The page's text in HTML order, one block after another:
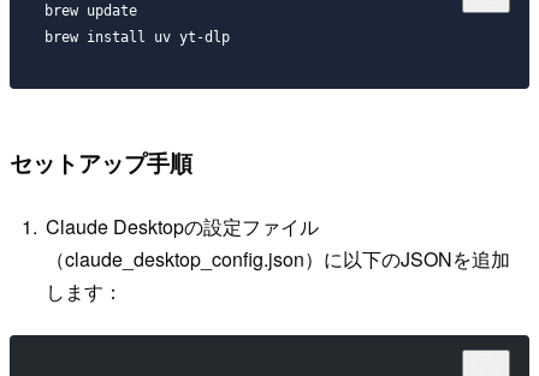
brew update
brew install uv yt-dlp
セットアップ手順
Claude Desktopの設定ファイル
（claude_desktop_config.json）に以下のJSONを追加
します：